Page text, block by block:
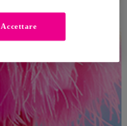
Accettare